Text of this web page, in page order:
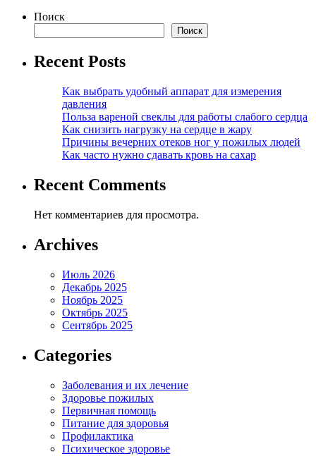
Поиск
Поиск
Recent Posts
Как выбрать удобный аппарат для измерения
давления
Польза вареной свеклы для работы слабого сердца
Как снизить нагрузку на сердце в жару
Причины вечерних отеков ног у пожилых людей
Как часто нужно сдавать кровь на сахар
Recent Comments
Нет комментариев для просмотра.
Archives
Июль 2026
Декабрь 2025
Ноябрь 2025
Октябрь 2025
Сентябрь 2025
Categories
Заболевания и их лечение
Здоровье пожилых
Первичная помощь
Питание для здоровья
Профилактика
Психическое здоровье